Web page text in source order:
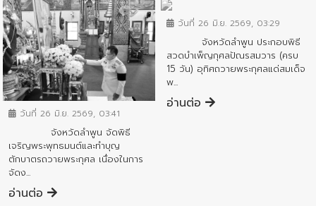
ข่าวกิจกรรมสำคัญจังหวัด
วันที่ 26 มิ.ย. 2569, 03:41
จังหวัดลำพูน จัดพิธี
เจริญพระพุทธมนต์และทำบุญ
ตักบาตรถวายพระกุศล เนื่องในการ
จัดง...
อ่านต่อ
วันที่ 26 มิ.ย. 2569, 03:29
จังหวัดลำพูน ประกอบพิธี
สวดบำเพ็ญกุศลปัณรสมวาร (ครบ
15 วัน) อุทิศถวายพระกุศลแด่สมเด็จ
พ...
อ่านต่อ